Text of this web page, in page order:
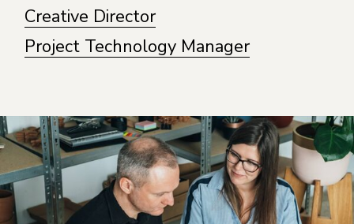
Creative Director
Project Technology Manager